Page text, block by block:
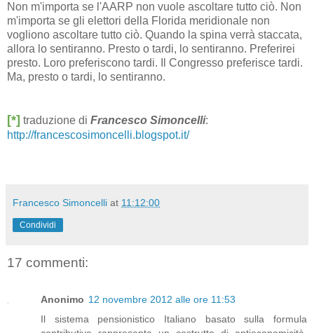
Non m'importa se l'AARP non vuole ascoltare tutto ciò. Non
m'importa se gli elettori della Florida meridionale non
vogliono ascoltare tutto ciò. Quando la spina verrà staccata,
allora lo sentiranno. Presto o tardi, lo sentiranno. Preferirei
presto. Loro preferiscono tardi. Il Congresso preferisce tardi.
Ma, presto o tardi, lo sentiranno.
[*] traduzione di Francesco Simoncelli:
http://francescosimoncelli.blogspot.it/
Francesco Simoncelli at 11:12:00
Condividi
17 commenti:
Anonimo 12 novembre 2012 alle ore 11:53
Il sistema pensionistico Italiano basato sulla formula